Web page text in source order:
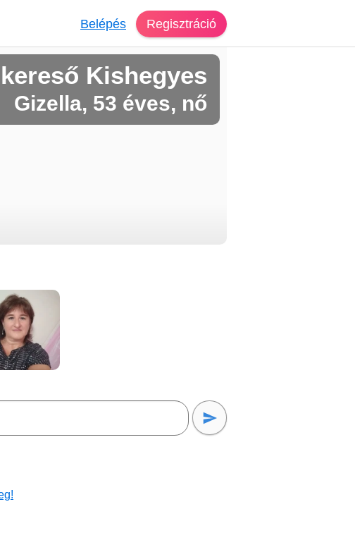
Belépés Regisztráció
Kishegyes
Gizella, 53 éves, nő